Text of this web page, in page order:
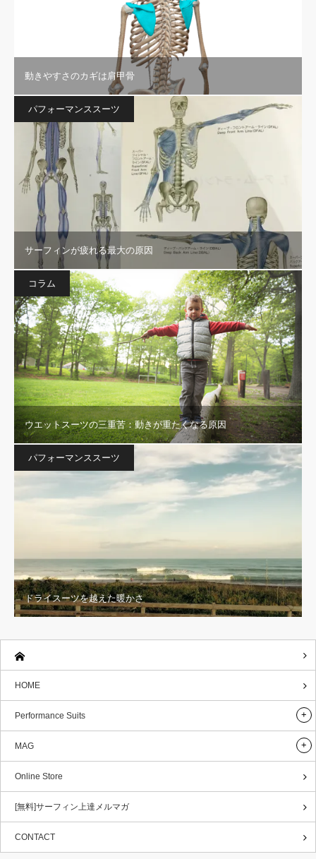
動きやすさのカギは肩甲骨
パフォーマンススーツ
サーフィンが疲れる最大の原因
コラム
ウエットスーツの三重苦：動きが重たくなる原因
パフォーマンススーツ
ドライスーツを越えた暖かさ
HOME
Performance Suits
MAG
Online Store
[無料]サーフィン上達メルマガ
CONTACT